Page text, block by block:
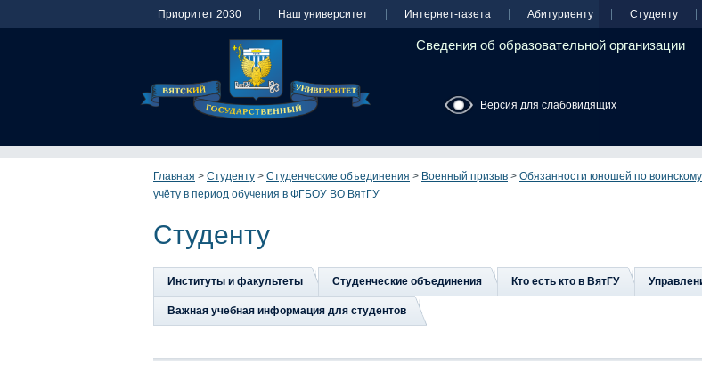
Приоритет 2030 Наш университет Интернет-газета Абитуриенту Студенту
Сведения об образовательной организации
Версия для слабовидящих
Главная > Студенту > Студенческие объединения > Военный призыв > Обязанности юношей по воинскому
учёту в период обучения в ФГБОУ ВО ВятГУ
Студенту
Институты и факультеты Студенческие объединения Кто есть кто в ВятГУ
Важная учебная информация для студентов